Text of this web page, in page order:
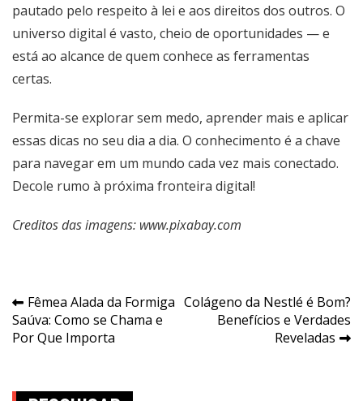
pautado pelo respeito à lei e aos direitos dos outros. O
universo digital é vasto, cheio de oportunidades — e
está ao alcance de quem conhece as ferramentas
certas.
Permita-se explorar sem medo, aprender mais e aplicar
essas dicas no seu dia a dia. O conhecimento é a chave
para navegar em um mundo cada vez mais conectado.
Decole rumo à próxima fronteira digital!
Creditos das imagens: www.pixabay.com
Navegação
de
Fêmea Alada da Formiga
Saúva: Como se Chama e
Por Que Importa
Colágeno da Nestlé é Bom?
Benefícios e Verdades
Reveladas